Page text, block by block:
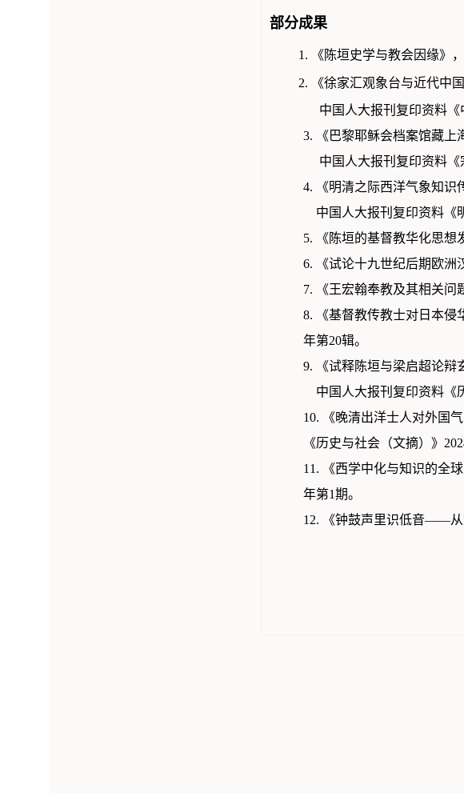
部分成果
1. 《陈垣史学与教会因缘》，
2. 《徐家汇观象台与近代中国
中国人大报刊复印资料《
3. 《巴黎耶稣会档案馆藏上
中国人大报刊复印资料《
4. 《明清之际西洋气象知识
中国人大报刊复印资料《
5. 《陈垣的基督教华化思想
6. 《试论十九世纪后期欧洲
7. 《王宏翰奉教及其相关问
8. 《基督教传教士对日本
年第20辑。
9. 《试释陈垣与梁启超论辩
中国人大报刊复印资料《
10. 《晚清出洋士人对外国
《历史与社会（文摘）》
11. 《西学中化与知识的全
年第1期。
12. 《钟鼓声里识低音——从